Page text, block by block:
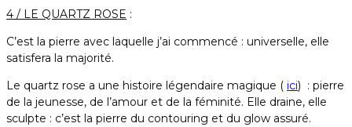
4 / LE QUARTZ ROSE :
C’est la pierre avec laquelle j’ai commencé : universelle, elle
satisfera la majorité.
Le quartz rose a une histoire légendaire magique ( ici) : pierre
de la jeunesse, de l’amour et de la féminité. Elle draine, elle
sculpte : c’est la pierre du contouring et du glow assuré.